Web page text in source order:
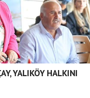
YALIKÖY HALKINI